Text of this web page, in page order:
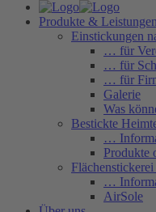
Produkte & Leistungen
Einstickungen
… für
… für
… für
Galerie
Was
Bestickte
…
Produkte
…
AirSole